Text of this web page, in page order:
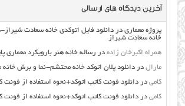
آخرین دیدگاه های ارسالی
پروژه معماری دردانلود فایل اتوکدی خانه سعادت شیراز-
خانه سعادت شیراز
همراه اکبرخان زاده در رساله خانه هنر بارویکرد معماری
مارال دردانلود پلان اتوکد خانه محتشم-نما و برش
کامی دردانلود فونت کاتب اتوکد+نحوه استفاده از فونت
کامی دردانلود فونت کاتب اتوکد+نحوه استفاده از فونت